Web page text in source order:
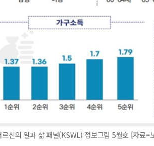
신의 일과 삶 패널(KSWL) 정보그림 5월호 [자료=